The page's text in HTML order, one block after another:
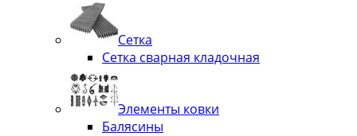
Сетка
Сетка сварная кладочная
Элементы ковки
Балясины